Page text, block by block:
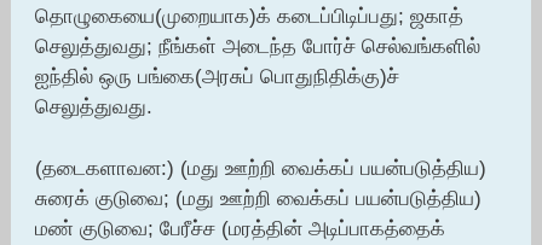
தொழுகையை(முறையாக)க் கடைப்பிடிப்பது; ஜகாத்
செலுத்துவது; நீங்கள் அடைந்த போர்ச் செல்வங்களில்
ஐந்தில் ஒரு பங்கை(அரசுப் பொதுநிதிக்கு)ச்
செலுத்துவது.
(தடைகளாவன:) (மது ஊற்றி வைக்கப் பயன்படுத்திய)
சுரைக் குடுவை; (மது ஊற்றி வைக்கப் பயன்படுத்திய)
மண் குடுவை; பேரீச்ச (மரத்தின் அடிப்பாகத்தைக்